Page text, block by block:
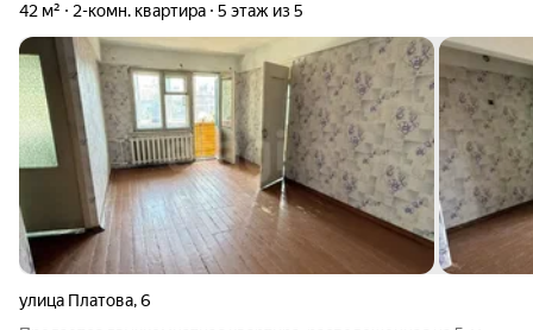
42 м² 2-комн. квартира 5 этаж из 5
улица Платова,6